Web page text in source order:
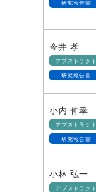
研究報告書
今井 孝
アブストラクト
研究報告書
小内 伸幸
アブストラクト
研究報告書
小林 弘一
アブストラクト